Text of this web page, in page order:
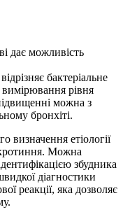
дає можливість
бактеріальне
вимірювання рівня
можна з
бронхіті.
визначення етіології
Можна
збудника
діагностики
реакції, яка дозволяє